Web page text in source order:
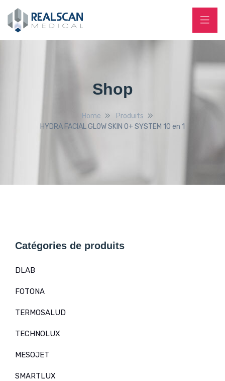
Shop
Home
Produits
HYDRA FACIAL GLOW SKIN O+ SYSTEM 10 en 1
Catégories de produits
DLAB
FOTONA
TERMOSALUD
TECHNOLUX
MESOJET
SMARTLUX